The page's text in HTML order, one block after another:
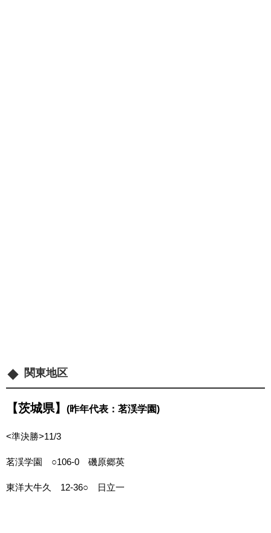
関東地区
【茨城県】 (昨年代表：茗渓学園)
<準決勝>11/3
茗渓学園 ○106-0 磯原郷英
東洋大牛久 12-36○ 日立一